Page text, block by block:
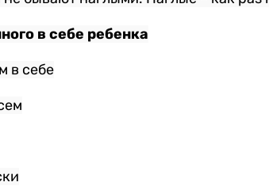
в себе ребенка
в себе